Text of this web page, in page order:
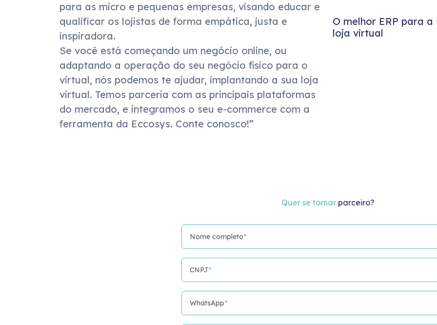
para as micro e pequenas empresas, visando educar e
qualificar os lojistas de forma empática, justa e
inspiradora.
Se você está começando um negócio online, ou
adaptando a operação do seu negócio físico para o
virtual, nós podemos te ajudar, implantando a sua loja
virtual. Temos parceria com as principais plataformas
do mercado, e integramos o seu e-commerce com a
O melhor ERP para a
loja virtual
Quer se tornar parceiro?
Nome completo*
CNPJ*
WhatsApp*